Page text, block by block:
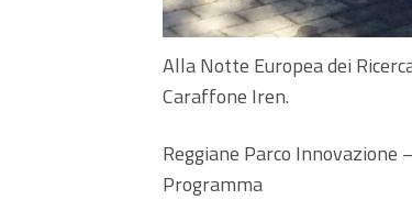
Alla Notte Europea dei
Caraffone Iren.
Reggiane Parco Innovazione
Programma